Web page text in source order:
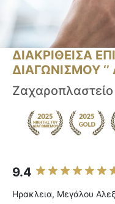
ΔΙΑΚΡΙΘΕΙΣΑ
ΔΙΑΓΩΝΙΣΜΟΥ ‘’
9.4
Ηρακλεια, Μεγάλου